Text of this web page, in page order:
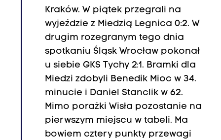
Kraków. W piątek przegrali na
wyjeździe z Miedzią Legnica 0:2. W
drugim rozegranym tego dnia
spotkaniu Śląsk Wrocław pokonał
u siebie GKS Tychy 2:1. Bramki dla
Miedzi zdobyli Benedik Mioc w 34.
minucie i Daniel Stanclik w 62.
Mimo porażki Wisła pozostanie na
pierwszym miejscu w tabeli. Ma
bowiem cztery punkty przewagi